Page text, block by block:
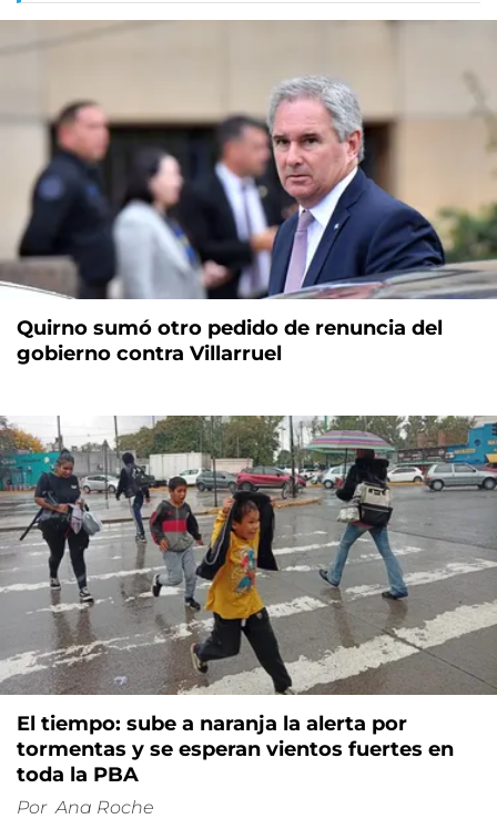
Quirno sumó otro pedido de renuncia del
gobierno contra Villarruel
El tiempo: sube a naranja la alerta por
tormentas y se esperan vientos fuertes en
toda la PBA
Por Ana Roche